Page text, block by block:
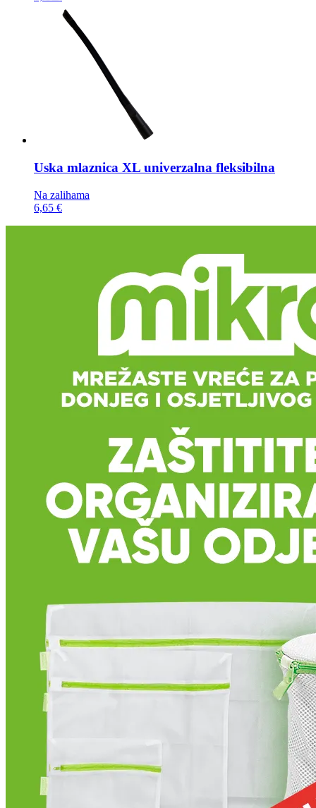
Uska mlaznica XL univerzalna fleksibilna
Na zalihama
6,65 €